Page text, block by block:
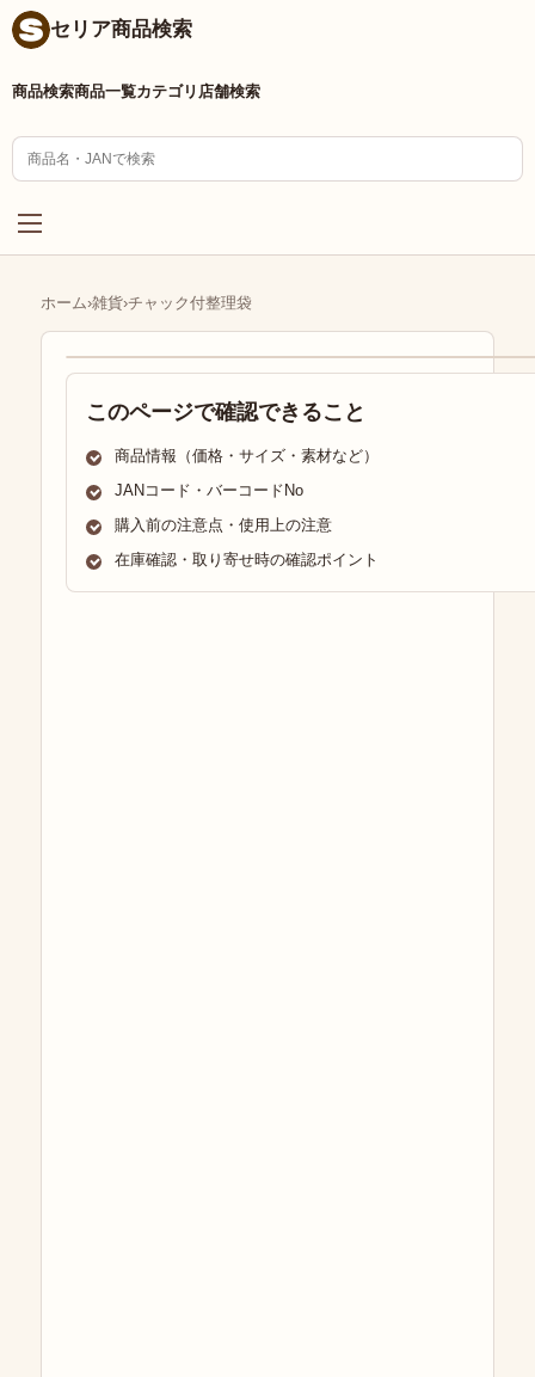
セリア商品検索
商品検索商品一覧カテゴリ 店舗検索
ホーム›雑貨›チャック付整理袋
このページで確認できること
商品情報（価格・サイズ・素材など）
JANコード・バーコードNo
購入前の注意点・使用上の注意
在庫確認・取り寄せ時の確認ポイント